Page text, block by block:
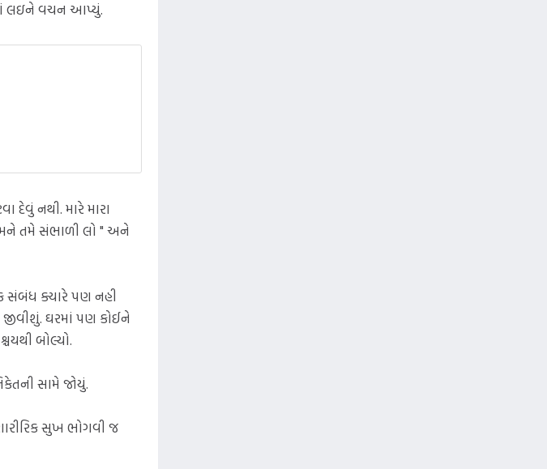
લઇને વચન આપ્યું.
દેવું નથી. મારે મારા
તમે સંભાળી લો " અને
સંબંધ ક્યારે પણ નહી
ઘરમાં પણ કોઈને
બોલ્યો.
સામે જોયું.
સુખ ભોગવી જ